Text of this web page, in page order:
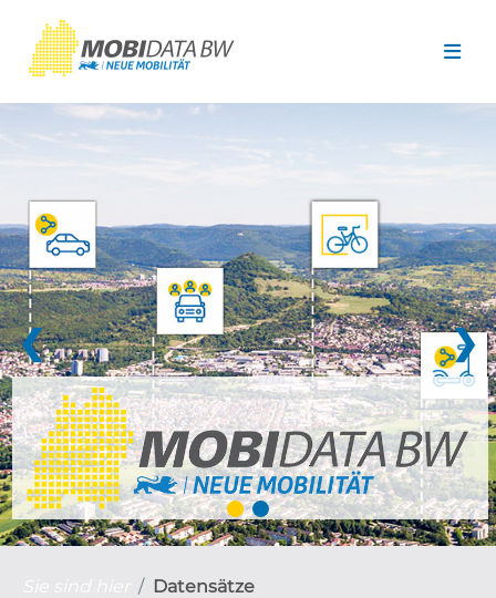
❮ ❯
Datensätze